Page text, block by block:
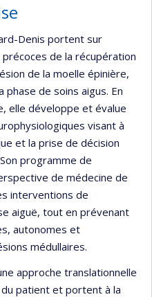
Denis portent sur
de la récupération
de la moelle épinière,
phase de soins aigus. En
elle développe et évalue
visant à
et la prise de décision
programme de
de médecine de
interventions de
aiguë, tout en prévenant
autonomes et
médullaires.
approche translationnelle
patient et portent à la